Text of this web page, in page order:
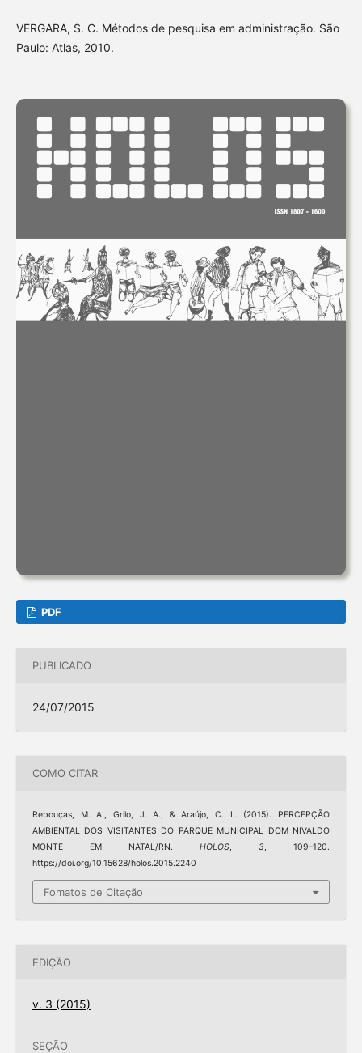
VERGARA, S. C. Métodos de pesquisa em administração. São
Paulo: Atlas, 2010.
PDF
PUBLICADO
24/07/2015
COMO CITAR
Rebouças, M. A., Grilo, J. A., & Araújo, C. L. (2015). PERCEPÇÃO
AMBIENTAL DOS VISITANTES DO PARQUE MUNICIPAL DOM NIVALDO
MONTE EM NATAL/RN.HOLOS,3, 109–120.
https://doi.org/10.15628/holos.2015.2240
Fomatos de Citação
EDIÇÃO
v. 3 (2015)
SEÇÃO